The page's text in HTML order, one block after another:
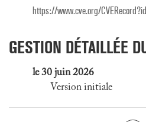
https://www.cve.org/
GESTION DÉTAILLÉE
le 30 juin 2026
Version initiale